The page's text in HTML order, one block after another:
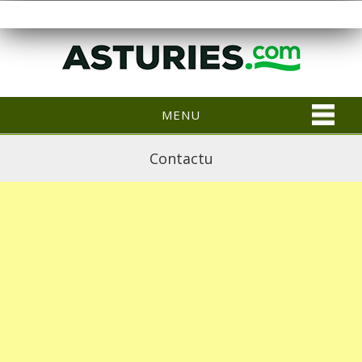
MENU
Contactu